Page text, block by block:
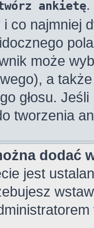
ankietę.
i co najmniej
może
a
głosu.
tworzenia
dodać
jest